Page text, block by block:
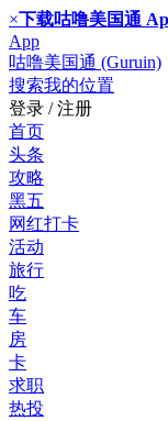
×下载咕噜美国通
App
咕噜美国通 (Guruin)
搜索我的位置
登录 / 注册
首页
头条
攻略
黑五
网红打卡
活动
旅行
吃
车
房
卡
求职
热投